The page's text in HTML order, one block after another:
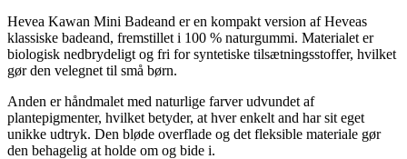
Hevea Kawan Mini Badeand er en kompakt version af Heveas
klassiske badeand, fremstillet i 100 % naturgummi. Materialet er
biologisk nedbrydeligt og fri for syntetiske tilsætningsstoffer, hvilket
gør den velegnet til små børn.
Anden er håndmalet med naturlige farver udvundet af
plantepigmenter, hvilket betyder, at hver enkelt and har sit eget
unikke udtryk. Den bløde overflade og det fleksible materiale gør
den behagelig at holde om og bide i.